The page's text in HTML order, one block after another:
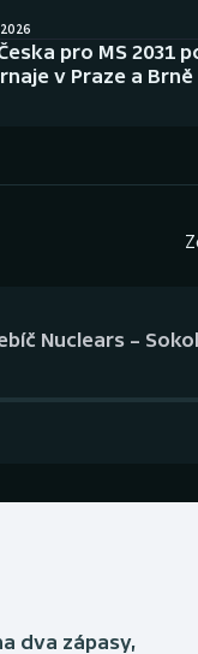
pro MS 2031
v Praze a Brně
Nuclears –
dva zápasy,